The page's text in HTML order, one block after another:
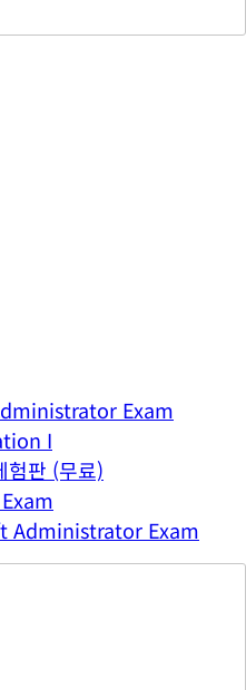
Exam
I
험판 (무료)
Administrator Exam